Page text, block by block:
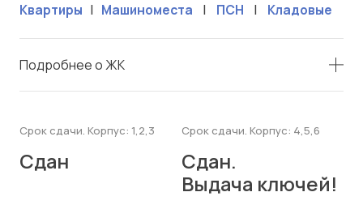
Квартиры | Машиноместа | ПСН | Кладовые
Подробнее о ЖК
Срок сдачи. Корпус: 1,2,3
Сдан
Срок сдачи. Корпус: 4,5,6
Сдан.
Выдача ключей!